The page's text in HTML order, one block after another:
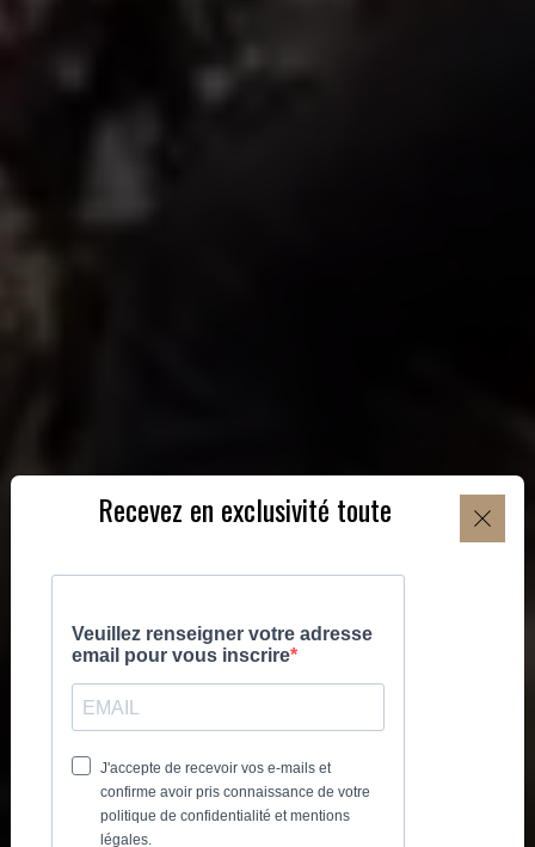
Recevez en exclusivité toute
l'actualité de PROLIVE
QUALITÉ,
PROFESSIONNALISME ET
PASSION.
Formations Techniques et Sécurité du Spectacle et de
l'événementiel - Métiers du Drone – Conseil en Développement
des Compétences et RH